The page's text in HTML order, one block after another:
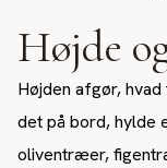
Højde
Højden afgør,
det på bord, hylde
oliventræer,